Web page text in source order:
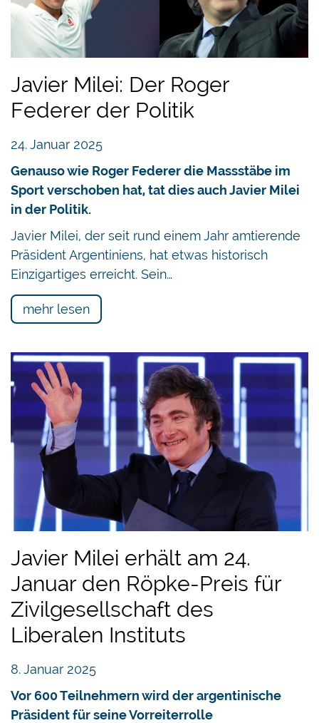
Javier Milei: Der Roger
Federer der Politik
24. Januar 2025
Genauso wie Roger Federer die Massstäbe im
Sport verschoben hat, tat dies auch Javier Milei
in der Politik.
Javier Milei, der seit rund einem Jahr amtierende
Präsident Argentiniens, hat etwas historisch
Einzigartiges erreicht. Sein…
mehr lesen
Javier Milei erhält am 24.
Januar den Röpke-Preis für
Zivilgesellschaft des
Liberalen Instituts
8. Januar 2025
Vor 600 Teilnehmern wird der argentinische
Präsident für seine Vorreiterrolle